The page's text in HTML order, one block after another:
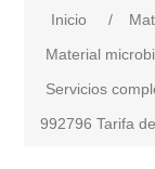
Inicio /
Material
Servicios
992796 Tarifa